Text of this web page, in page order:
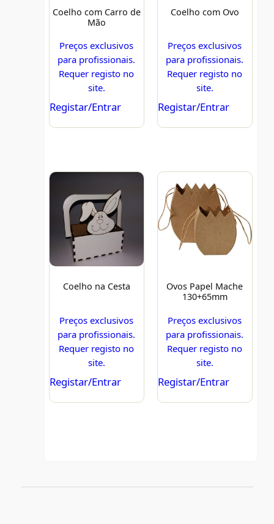
Coelho com Carro de
Mão
Preços exclusivos
para profissionais.
Requer registo no
site.
Registar/Entrar
Coelho com Ovo
Preços exclusivos
para profissionais.
Requer registo no
site.
Registar/Entrar
Coelho na Cesta
Preços exclusivos
para profissionais.
Requer registo no
site.
Registar/Entrar
Ovos Papel Mache
130+65mm
Preços exclusivos
para profissionais.
Requer registo no
site.
Registar/Entrar